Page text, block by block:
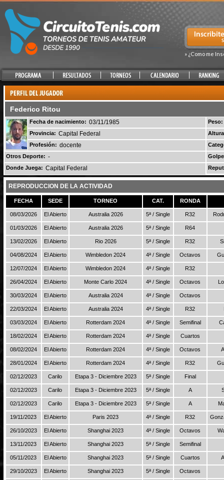
» ¿Como me
Federico Ritou
Fecha de nacimiento: 03/11/1985
Peso:
Provincia: Capital Federal
Profesión: docente
Otros Deporte: -
Donde Juega: Capital Federal
REPRODUCCION DE LA ACTIVIDAD
FECHA SEDE TORNEO CAT. RONDA
08/03/2026 El Abierto Australia 2026 5ª / Single R32
01/03/2026 El Abierto Australia 2026 5ª / Single R64
13/02/2026 El Abierto Rio 2026 5ª / Single R32
04/08/2024 El Abierto Wimbledon 2024 4ª / Single Octavos
12/07/2024 El Abierto Wimbledon 2024 4ª / Single R32
26/04/2024 El Abierto Monte Carlo 2024 4ª / Single Octavos
30/03/2024 El Abierto Australia 2024 4ª / Single Octavos
22/03/2024 El Abierto Australia 2024 4ª / Single R32
03/03/2024 El Abierto Rotterdam 2024 4ª / Single Semifinal
18/02/2024 El Abierto Rotterdam 2024 4ª / Single Cuartos
08/02/2024 El Abierto Rotterdam 2024 4ª / Single Octavos
28/01/2024 El Abierto Rotterdam 2024 4ª / Single R32
02/12/2023 Carilo Etapa 3 - Diciembre 2023 5ª / Single Final
02/12/2023 Carilo Etapa 3 - Diciembre 2023 5ª / Single A
02/12/2023 Carilo Etapa 3 - Diciembre 2023 5ª / Single A
19/11/2023 El Abierto Paris 2023 4ª / Single R32
26/10/2023 El Abierto Shanghai 2023 4ª / Single Octavos
13/11/2023 El Abierto Shanghai 2023 5ª / Single Semifinal
05/11/2023 El Abierto Shanghai 2023 5ª / Single Cuartos
29/10/2023 El Abierto Shanghai 2023 5ª / Single Octavos